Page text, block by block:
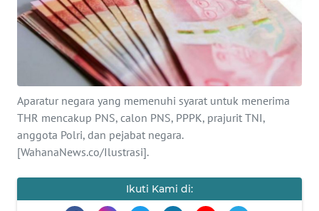
Aparatur negara yang memenuhi syarat untuk menerima
THR mencakup PNS, calon PNS, PPPK, prajurit TNI,
anggota Polri, dan pejabat negara.
[WahanaNews.co/Ilustrasi].
Ikuti Kami di:
KESEHATAN
INTERNASIONAL
SERBA-SERBI